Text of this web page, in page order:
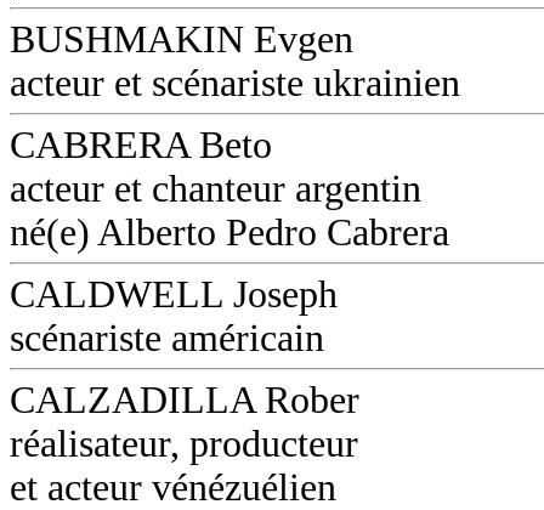
BUSHMAKIN Evgen
acteur et scénariste ukrainien
CABRERA Beto
acteur et chanteur argentin
né(e) Alberto Pedro Cabrera
CALDWELL Joseph
scénariste américain
CALZADILLA Rober
réalisateur, producteur
et acteur vénézuélien